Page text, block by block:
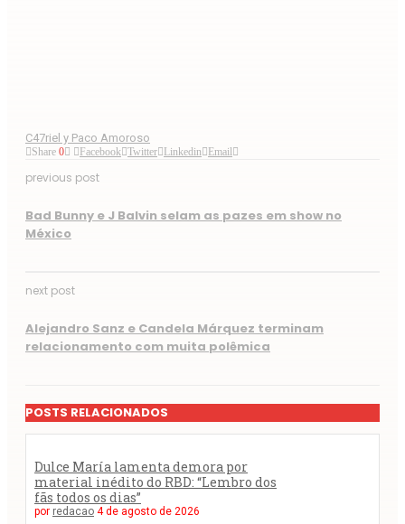
C47riel y Paco Amoroso
Share 0 Facebook Twitter Linkedin Email
previous post
Bad Bunny e J Balvin selam as pazes em show no
México
next post
Alejandro Sanz e Candela Márquez terminam
relacionamento com muita polêmica
POSTS RELACIONADOS
Dulce María lamenta demora por
material inédito do RBD: “Lembro dos
fãs todos os dias”
por redacao 4 de agosto de 2026